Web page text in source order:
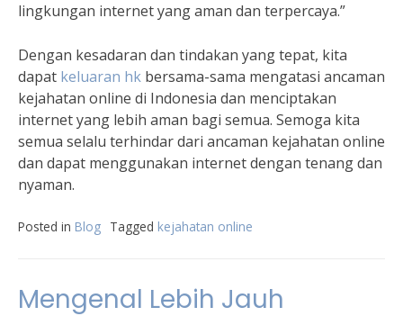
lingkungan internet yang aman dan terpercaya.”
Dengan kesadaran dan tindakan yang tepat, kita
dapat keluaran hk bersama-sama mengatasi ancaman
kejahatan online di Indonesia dan menciptakan
internet yang lebih aman bagi semua. Semoga kita
semua selalu terhindar dari ancaman kejahatan online
dan dapat menggunakan internet dengan tenang dan
nyaman.
Posted in Blog Tagged kejahatan online
Mengenal Lebih Jauh